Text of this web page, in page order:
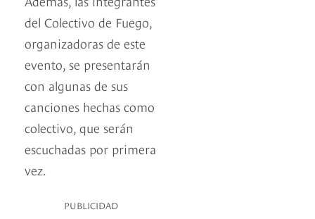
del Colectivo de Fuego,
organizadoras de este
evento, se presentarán
con algunas de sus
canciones hechas como
colectivo, que serán
escuchadas por primera
vez.
PUBLICIDAD